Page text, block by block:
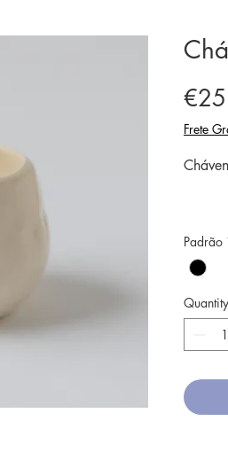
Frete
O
A
novas
Padrão
Quantity